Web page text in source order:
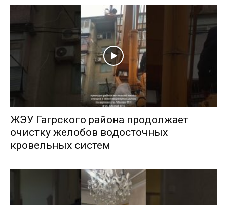
ЖЭУ Гагрского района продолжает
очистку желобов водосточных
кровельных систем